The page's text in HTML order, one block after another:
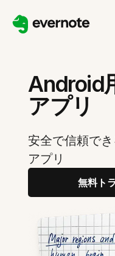
Android
アプリ
安全で信頼で
アプリ
無料ト